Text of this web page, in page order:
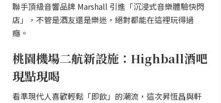
聯手頂級音響品牌 Marshall 引進「沉浸式音樂體驗快閃
店」，不管是酒友還是樂迷，絕對都能在這裡玩得過
癮。
桃園機場二航新設施：Highball酒吧
現點現喝
看準現代人喜歡輕鬆「即飲」的潮流，這次昇恆昌與軒